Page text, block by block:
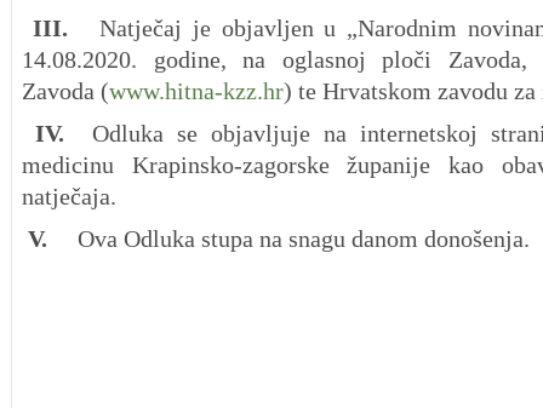
III. Natječaj je objavljen u „Narodnim
14.08.2020. godine, na oglasnoj ploči Zavoda,
Zavoda (www.hitna-kzz.hr) te Hrvatskom zavodu
IV. Odluka se objavljuje na internetskoj
medicinu Krapinsko-zagorske županije kao
natječaja.
V. Ova Odluka stupa na snagu danom donošenja.